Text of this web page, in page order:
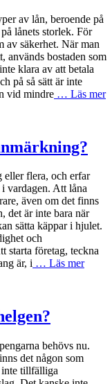
av lån, beroende på
lånets storlek. För
av säkerhet. När man
används bostaden som
klara av att betala
på så sätt är inte
vid mindre … Läs mer
eller flera, och erfar
i vardagen. Att låna
även om det finns
det är inte bara när
sätta käppar i hjulet.
och
starta företag, teckna
är, i … Läs mer
behövs nu.
det någon som
inte tillfälliga